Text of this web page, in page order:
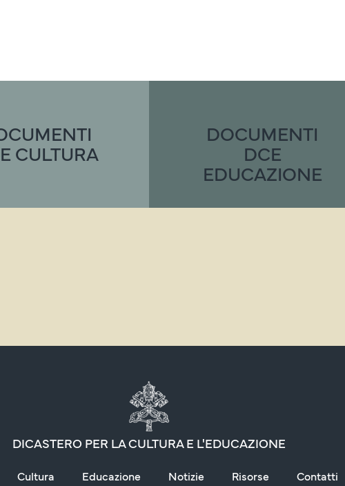
CULTURA
DOCUMENTI
DCE
EDUCAZIONE
DICASTERO PER LA CULTURA E L'EDUCAZIONE
Cultura Educazione Notizie Risorse Contatti